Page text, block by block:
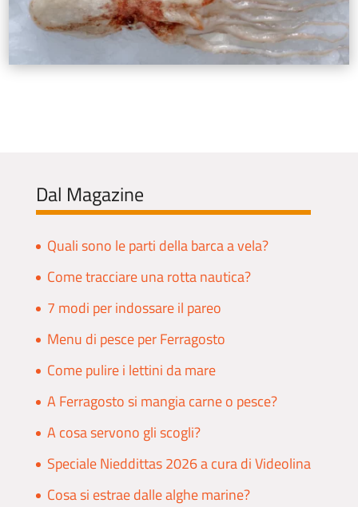
Dal Magazine
Quali sono le parti della barca a vela?
Come tracciare una rotta nautica?
7 modi per indossare il pareo
Menu di pesce per Ferragosto
Come pulire i lettini da mare
A Ferragosto si mangia carne o pesce?
A cosa servono gli scogli?
Speciale Nieddittas 2026 a cura di Videolina
Cosa si estrae dalle alghe marine?